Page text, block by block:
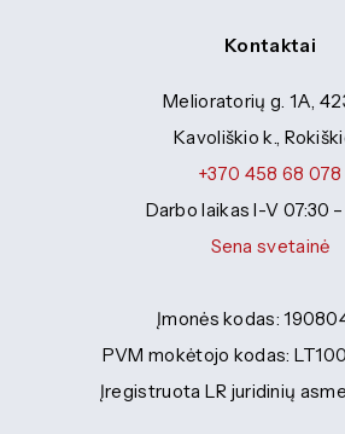
Kontaktai
Melioratorių g. 1A,
Kavoliškio k.,
+370 458 68 078
Darbo laikas I-V 07:30
Sena svetainė
Įmonės kodas:
PVM mokėtojo kodas:
Įregistruota LR juridinių